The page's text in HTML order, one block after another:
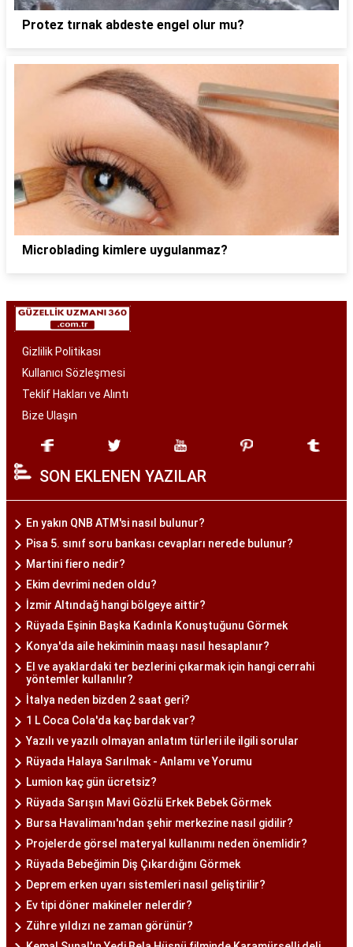
Protez tırnak abdeste engel olur mu?
Microblading kimlere uygulanmaz?
Gizlilik Politikası
Kullanıcı Sözleşmesi
Teklif Hakları ve Alıntı
Bize Ulaşın
SON EKLENEN YAZILAR
En yakın QNB ATM'si nasıl bulunur?
Pisa 5. sınıf soru bankası cevapları nerede bulunur?
Martini fiero nedir?
Ekim devrimi neden oldu?
İzmir Altındağ hangi bölgeye aittir?
Rüyada Eşinin Başka Kadınla Konuştuğunu Görmek
Konya'da aile hekiminin maaşı nasıl hesaplanır?
El ve ayaklardaki ter bezlerini çıkarmak için hangi cerrahi
yöntemler kullanılır?
İtalya neden bizden 2 saat geri?
1 L Coca Cola'da kaç bardak var?
Yazılı ve yazılı olmayan anlatım türleri ile ilgili sorular
Rüyada Halaya Sarılmak - Anlamı ve Yorumu
Lumion kaç gün ücretsiz?
Rüyada Sarışın Mavi Gözlü Erkek Bebek Görmek
Bursa Havalimanı'ndan şehir merkezine nasıl gidilir?
Projelerde görsel materyal kullanımı neden önemlidir?
Rüyada Bebeğimin Diş Çıkardığını Görmek
Deprem erken uyarı sistemleri nasıl geliştirilir?
Ev tipi döner makineler nelerdir?
Zühre yıldızı ne zaman görünür?